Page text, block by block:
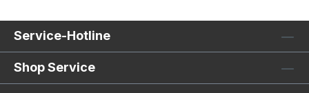
Service-Hotline
Shop Service